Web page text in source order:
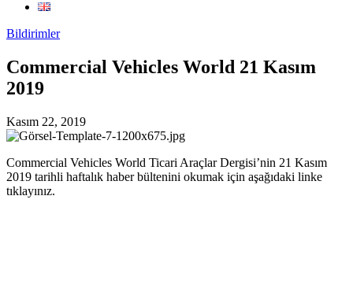
Bildirimler
Commercial Vehicles World 21 Kasım
2019
Kasım 22, 2019
Commercial Vehicles World Ticari Araçlar Dergisi’nin 21 Kasım
2019 tarihli haftalık haber bültenini okumak için aşağıdaki linke
tıklayınız.